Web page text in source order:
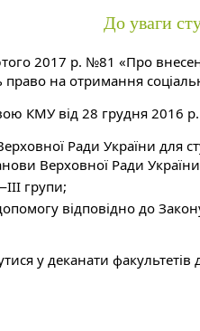
До уваги
2017 р. №81 «Про
на отримання
КМУ від 28 грудня 2016
Ради України для
Верховної Ради
групи;
відповідно до
у деканати